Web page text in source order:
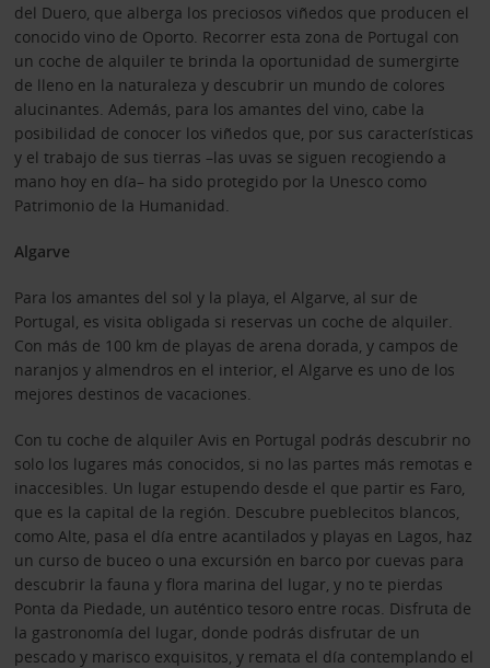
del Duero, que alberga los preciosos viñedos que producen el
conocido vino de Oporto. Recorrer esta zona de Portugal con
un coche de alquiler te brinda la oportunidad de sumergirte
de lleno en la naturaleza y descubrir un mundo de colores
alucinantes. Además, para los amantes del vino, cabe la
posibilidad de conocer los viñedos que, por sus características
y el trabajo de sus tierras –las uvas se siguen recogiendo a
mano hoy en día– ha sido protegido por la Unesco como
Patrimonio de la Humanidad.
Algarve
Para los amantes del sol y la playa, el Algarve, al sur de
Portugal, es visita obligada si reservas un coche de alquiler.
Con más de 100 km de playas de arena dorada, y campos de
naranjos y almendros en el interior, el Algarve es uno de los
mejores destinos de vacaciones.
Con tu coche de alquiler Avis en Portugal podrás descubrir no
solo los lugares más conocidos, si no las partes más remotas e
inaccesibles. Un lugar estupendo desde el que partir es Faro,
que es la capital de la región. Descubre pueblecitos blancos,
como Alte, pasa el día entre acantilados y playas en Lagos, haz
un curso de buceo o una excursión en barco por cuevas para
descubrir la fauna y flora marina del lugar, y no te pierdas
Ponta da Piedade, un auténtico tesoro entre rocas. Disfruta de
la gastronomía del lugar, donde podrás disfrutar de un
pescado y marisco exquisitos, y remata el día contemplando el